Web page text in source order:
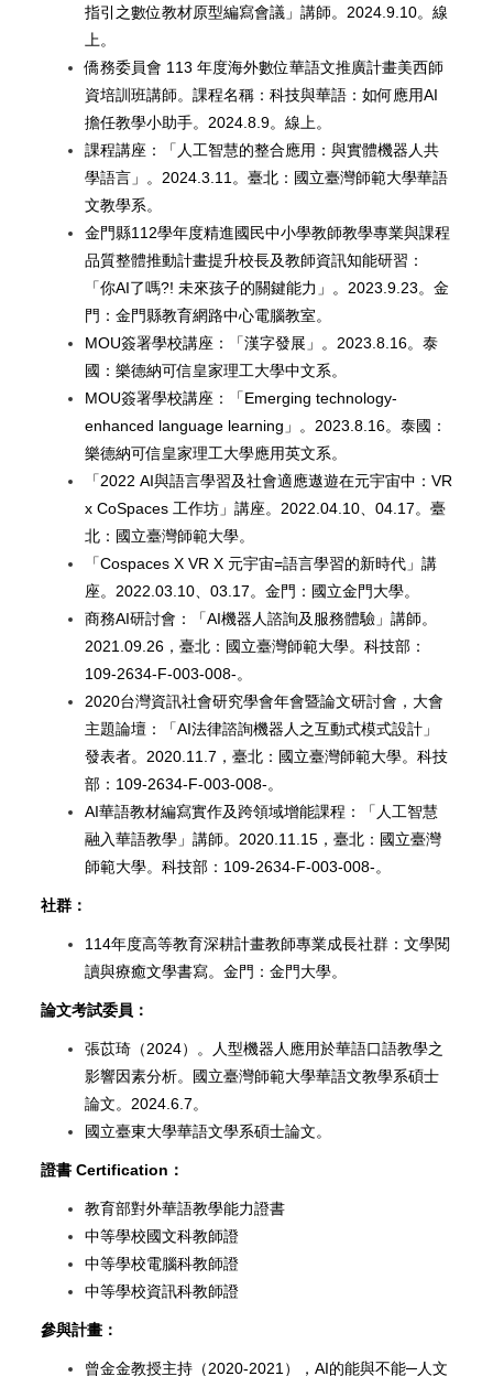
指引之數位教材原型編寫會議」講師。2024.9.10。線
上。
僑務委員會 113 年度海外數位華語文推廣計畫美西師
資培訓班講師。課程名稱：科技與華語：如何應用AI
擔任教學小助手。2024.8.9。線上。
課程講座：「人工智慧的整合應用：與實體機器人共
學語言」。2024.3.11。臺北：國立臺灣師範大學華語
文教學系。
金門縣112學年度精進國民中小學教師教學專業與課程
品質整體推動計畫提升校長及教師資訊知能研習：
「你AI了嗎?! 未來孩子的關鍵能力」。2023.9.23。金
門：金門縣教育網路中心電腦教室。
MOU簽署學校講座：「漢字發展」。2023.8.16。泰
國：樂德納可信皇家理工大學中文系。
MOU簽署學校講座：「Emerging technology-
enhanced language learning」。2023.8.16。泰國：
樂德納可信皇家理工大學應用英文系。
「2022 AI與語言學習及社會適應遨遊在元宇宙中：VR
x CoSpaces 工作坊」講座。2022.04.10、04.17。臺
北：國立臺灣師範大學。
「Cospaces X VR X 元宇宙=語言學習的新時代」講
座。2022.03.10、03.17。金門：國立金門大學。
商務AI研討會：「AI機器人諮詢及服務體驗」講師。
2021.09.26，臺北：國立臺灣師範大學。科技部：
109-2634-F-003-008-。
2020台灣資訊社會研究學會年會暨論文研討會，大會
主題論壇：「AI法律諮詢機器人之互動式模式設計」
發表者。2020.11.7，臺北：國立臺灣師範大學。科技
部：109-2634-F-003-008-。
AI華語教材編寫實作及跨領域增能課程：「人工智慧
融入華語教學」講師。2020.11.15，臺北：國立臺灣
師範大學。科技部：109-2634-F-003-008-。
社群：
114年度高等教育深耕計畫教師專業成長社群：文學閱
讀與療癒文學書寫。金門：金門大學。
論文考試委員：
張苡琦（2024）。人型機器人應用於華語口語教學之
影響因素分析。國立臺灣師範大學華語文教學系碩士
論文。2024.6.7。
國立臺東大學華語文學系碩士論文。
證書 Certification：
教育部對外華語教學能力證書
中等學校國文科教師證
中等學校電腦科教師證
中等學校資訊科教師證
參與計畫：
曾金金教授主持（2020-2021），AI的能與不能─人文